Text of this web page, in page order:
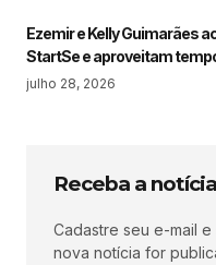
Ezemir e Kelly Guimarães
StartSe e aproveitam
julho 28, 2026
Receba a
Cadastre seu e-mail
nova notícia for